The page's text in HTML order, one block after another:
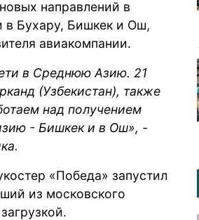
направлений в
в Бухару, Бишкек и Ош,
авиакомпании.
в Среднюю Азию. 21
(Узбекистан), также
над получением
- Бишкек и в Ош», -
«Победа» запустил
из московского